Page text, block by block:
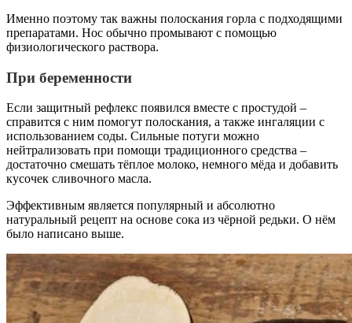
Именно поэтому так важны полоскания горла с подходящими
препаратами. Нос обычно промывают с помощью
физиологического раствора.
При беременности
Если защитный рефлекс появился вместе с простудой –
справится с ним помогут полоскания, а также ингаляции с
использованием соды. Сильные потуги можно
нейтрализовать при помощи традиционного средства –
достаточно смешать тёплое молоко, немного мёда и добавить
кусочек сливочного масла.
Эффективным является популярный и абсолютно
натуральный рецепт на основе сока из чёрной редьки. О нём
было написано выше.